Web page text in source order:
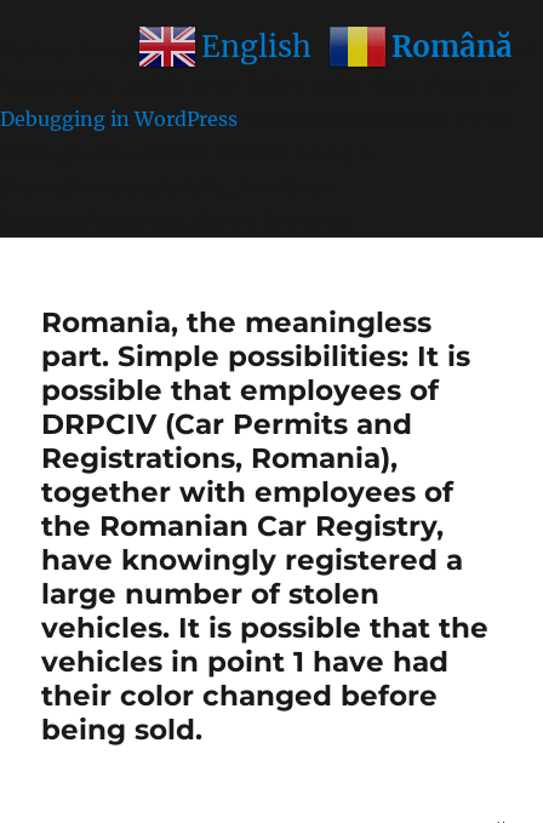
: Function wp_get_inline_script_tag was called
Debugging in WordPress
Romania, the meaningless
part. Simple possibilities: It is
possible that employees of
DRPCIV (Car Permits and
Registrations, Romania),
together with employees of
the Romanian Car Registry,
have knowingly registered a
large number of stolen
vehicles. It is possible that the
vehicles in point 1 have had
their color changed before
being sold.
English Română